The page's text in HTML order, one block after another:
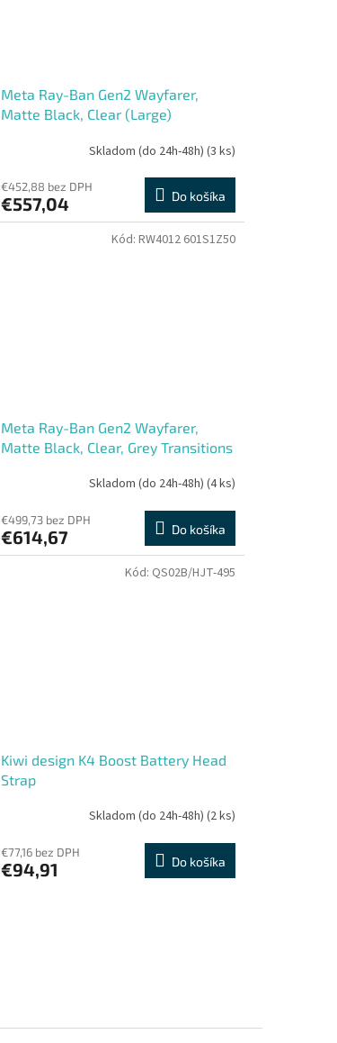
Meta Ray-Ban Gen2 Wayfarer,
Matte Black, Clear (Large)
Skladom (do 24h-48h) (3 ks)
€452,88 bez DPH
€557,04 Do košíka
Meta Ray-Ban Gen2 Wayfarer,
Matte Black, Clear, Grey Transitions
Skladom (do 24h-48h) (4 ks)
€499,73 bez DPH
€614,67 Do košíka
Kód: RW4012 601S1Z50
Kiwi design K4 Boost Battery Head
Strap
Skladom (do 24h-48h) (2 ks)
€77,16 bez DPH
€94,91 Do košíka
Kód: QS02B/HJT-495